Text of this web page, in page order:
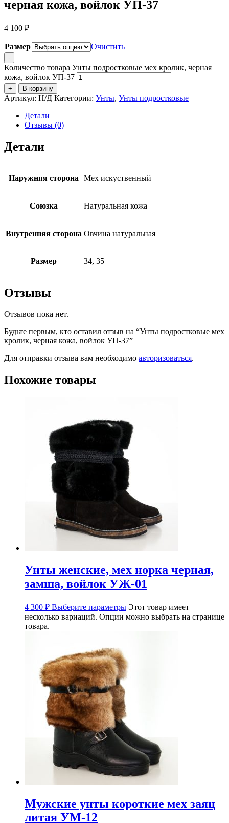
черная кожа, войлок УП-37
4 100 ₽
Размер Очистить
-
Количество товара Унты подростковые мех кролик, черная
кожа, войлок УП-37
+ В корзину
Артикул: Н/Д Категории: Унты, Унты подростковые
Детали
Отзывы (0)
Детали
Наружняя сторона Мех искуственный
Союзка Натуральная кожа
Внутренняя сторона Овчина натуральная
Размер 34, 35
Отзывы
Отзывов пока нет.
Будьте первым, кто оставил отзыв на “Унты подростковые мех
кролик, черная кожа, войлок УП-37”
Для отправки отзыва вам необходимо авторизоваться.
Похожие товары
Унты женские, мех норка черная,
замша, войлок УЖ-01
4 300 ₽ Выберите параметры Этот товар имеет
несколько вариаций. Опции можно выбрать на странице
товара.
Мужские унты короткие мех заяц
литая УМ-12